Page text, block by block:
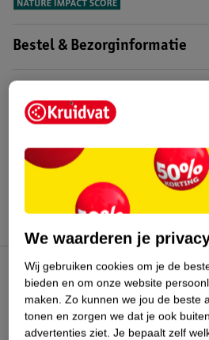
Bestel & Bezorginformatie
Bekijk ook
Hoe controleren wij de reviews?
Kruidvat Club
Klantenservice
We waarderen je
Wij gebruiken cookies om je de
bieden en om onze website
maken. Zo kunnen we jou de beste
tonen en zorgen we dat je ook
advertenties ziet. Je bepaalt zelf